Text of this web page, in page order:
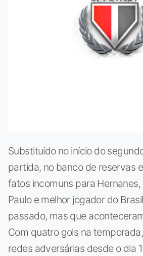
Substituído no início do
partida, no banco de reservas
fatos incomuns para
Paulo e melhor jogador do
passado, mas que
Com quatro gols na
redes adversárias desde o dia